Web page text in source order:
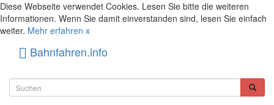
Diese Webseite verwendet Cookies. Lesen Sie bitte die weiteren
Informationen. Wenn Sie damit einverstanden sind, lesen Sie einfach
weiter. Mehr erfahren x
Bahnfahren.info